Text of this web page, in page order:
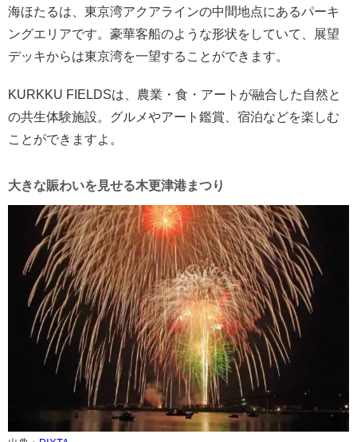
海ほたるは、東京湾アクアラインの中間地点にあるパーキ
ングエリアです。豪華客船のような形状をしていて、展望
デッキからは東京湾を一望することができます。
KURKKU FIELDSは、農業・食・アートが融合した自然と
の共生体験施設。グルメやアート鑑賞、宿泊などを楽しむ
ことができますよ。
大きな賑わいを見せる木更津港まつり